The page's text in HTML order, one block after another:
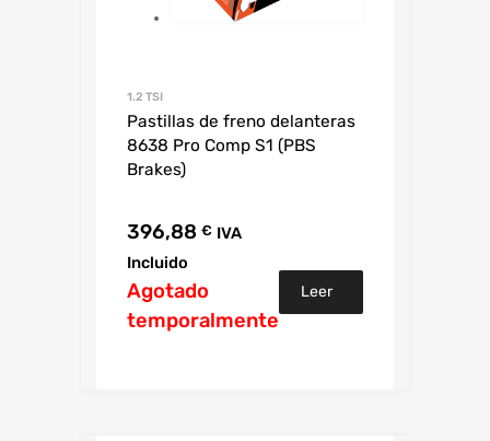
1.2 TSI
Pastillas de freno delanteras
8638 Pro Comp S1 (PBS
Brakes)
396,88 € IVA
Incluido
Agotado
temporalmente
Leer